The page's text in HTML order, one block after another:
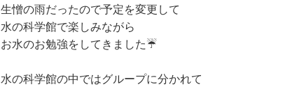
生憎の雨だったので予定を変更して
水の科学館で楽しみながら
お水のお勉強をしてきました☔️
水の科学館の中ではグループに分かれて